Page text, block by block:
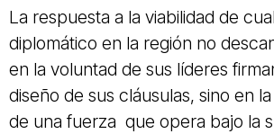
La respuesta a la viabilidad de
diplomático en la región no
en la voluntad de sus líderes
diseño de sus cláusulas, sino en
de una fuerza que opera bajo la